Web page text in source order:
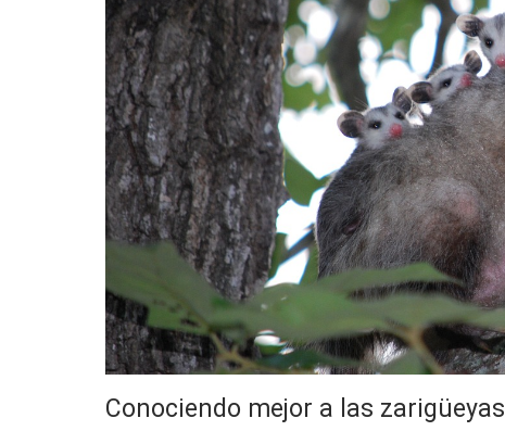
Conociendo mejor a las zarigüeyas